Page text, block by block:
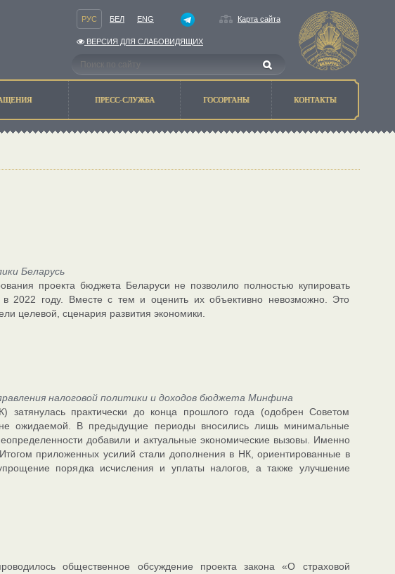
РУС БЕЛ ENG Карта сайта
ВЕРСИЯ ДЛЯ СЛАБОВИДЯЩИХ
ПРЕСС-СЛУЖБА ГОСОРГАНЫ КОНТАКТЫ
Беларусь
проекта бюджета Беларуси не позволило полностью купировать
2022 году. Вместе с тем и оценить их объективно невозможно. Это
целевой, сценария развития экономики.
налоговой политики и доходов бюджета Минфина
практически до конца прошлого года (одобрен Советом
ожидаемой. В предыдущие периоды вносились лишь минимальные
добавили и актуальные экономические вызовы. Именно
приложенных усилий стали дополнения в НК, ориентированные в
порядка исчисления и уплаты налогов, а также улучшение
общественное обсуждение проекта закона «О страховой